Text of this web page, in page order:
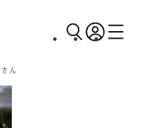
ん